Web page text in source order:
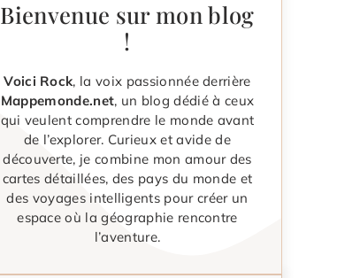
Bienvenue sur mon blog
!
Voici Rock, la voix passionnée derrière
Mappemonde.net, un blog dédié à ceux
qui veulent comprendre le monde avant
de l’explorer. Curieux et avide de
découverte, je combine mon amour des
cartes détaillées, des pays du monde et
des voyages intelligents pour créer un
espace où la géographie rencontre
l’aventure.